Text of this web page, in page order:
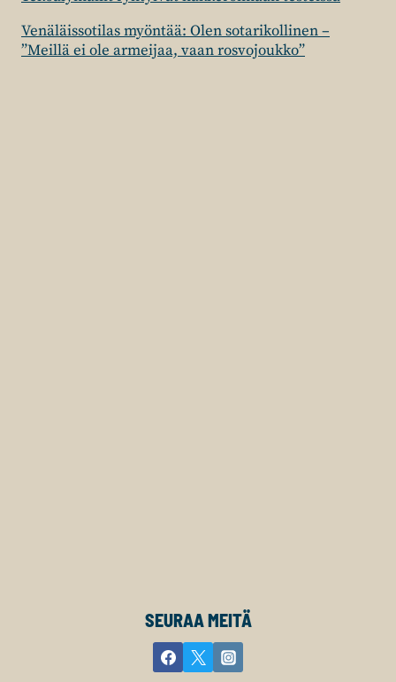
Venäläissotilas myöntää: Olen sotarikollinen –
”Meillä ei ole armeijaa, vaan rosvojoukko”
SEURAA MEITÄ